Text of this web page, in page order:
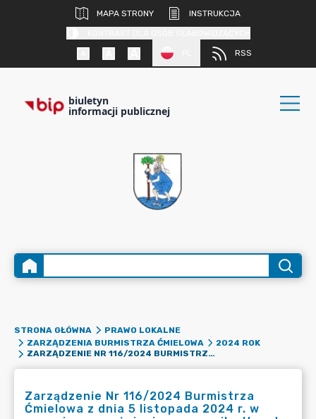
MAPA STRONY
INSTRUKCJA
RSS
biuletyn
informacji publicznej
STRONA GŁÓWNA
PRAWO LOKALNE
ZARZĄDZENIA BURMISTRZA ĆMIELOWA
2024 ROK
ZARZĄDZENIE NR 116/2024 BURMISTRZA ĆMIELOWA Z DNIA 5 LISTOPADA 2024 R. W SPRAWIE UPOWAŻNIENIA PRACOWNIKA URZĘDU MIASTA I GMINY W ĆMIELOWIE DO ZAŁATWIANIA SPRAW Z ZAKRESU ADMINISTRACJI PUBLICZNEJ I PODPISYWANIA PISM
Zarządzenie Nr 116/2024 Burmistrza
Ćmielowa z dnia 5 listopada 2024 r. w